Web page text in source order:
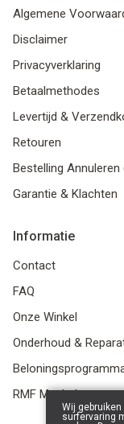
Algemene
Disclaimer
Privacyverklaring
Betaalmethodes
Levertijd &
Retouren
Bestelling
Garantie & Klachten
Informatie
Contact
FAQ
Onze Winkel
Onderhoud &
RMF Meubels
Wij
surfervaring